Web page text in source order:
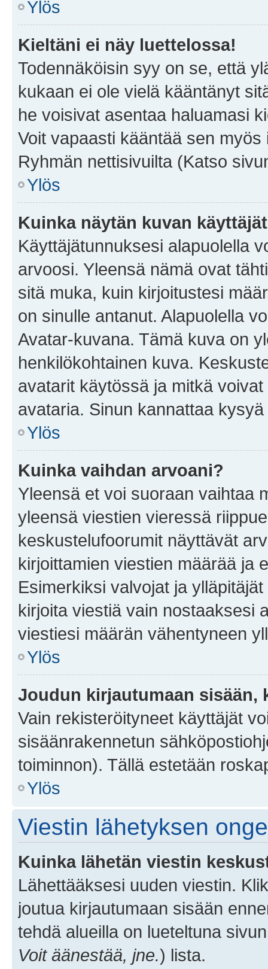
Ylös
Kieltäni ei näy luettelossa!
Todennäköisin syy on se, että
kukaan ei ole vielä kääntänyt
he voisivat asentaa haluamasi
Voit vapaasti kääntää sen
Ryhmän nettisivuilta (Katso
Ylös
Kuinka näytän kuvan
Käyttäjätunnuksesi alapuolella
arvoosi. Yleensä nämä ovat
sitä muka, kuin kirjoitustesi
on sinulle antanut. Alapuolella
Avatar-kuvana. Tämä kuva on
henkilökohtainen kuva.
avatarit käytössä ja mitkä
avataria. Sinun kannattaa
Ylös
Kuinka vaihdan arvoani?
Yleensä et voi suoraan vaihtaa
yleensä viestien vieressä
keskustelufoorumit näyttävät
kirjoittamien viestien määrää ja
Esimerkiksi valvojat ja
kirjoita viestiä vain nostaaksesi
viestiesi määrän vähentyneen
Ylös
Joudun kirjautumaan sisään,
Vain rekisteröityneet käyttäjät
sisäänrakennetun
toiminnon). Tällä estetään
Ylös
Viestin lähetyksen
Kuinka lähetän viestin
Lähettääksesi uuden viestin.
joutua kirjautumaan sisään
tehdä alueilla on lueteltuna
Voit äänestää, jne.) lista.